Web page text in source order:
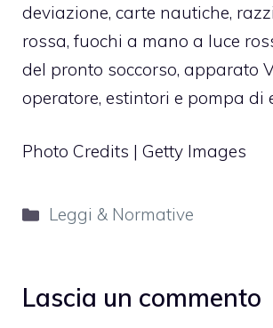
deviazione, carte nautiche,
rossa, fuochi a mano a luce
del pronto soccorso, apparato
operatore, estintori e pompa di
Photo Credits | Getty Images
Categorie
Leggi & Normative
Lascia un commento